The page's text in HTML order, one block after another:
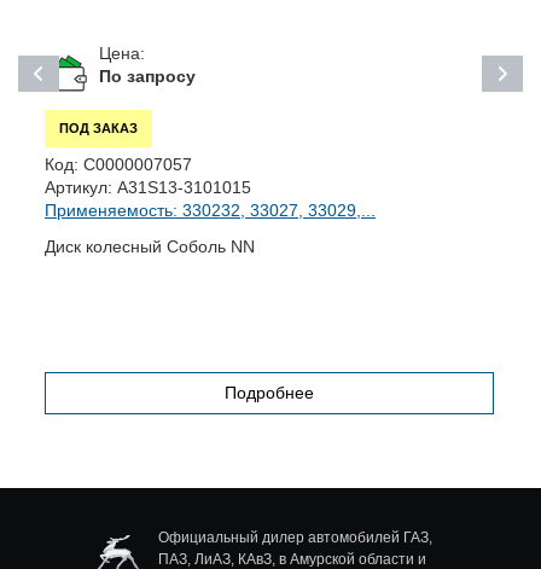
Цена:
По запросу
ПОД ЗАКАЗ
Код: С0000007057
Артикул: А31S13-3101015
Применяемость: 330232, 33027, 33029,...
Диск колесный Соболь NN
Подробнее
Официальный дилер автомобилей ГАЗ,
ПАЗ, ЛиАЗ, КАвЗ, в Амурской области и